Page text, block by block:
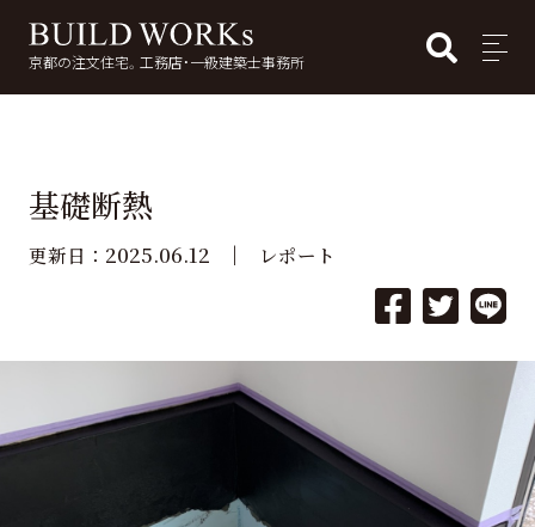
京都の注文住宅。工務店・一級建築士事務所 MENU
基礎断熱
更新日： 2025.06.12 レポート